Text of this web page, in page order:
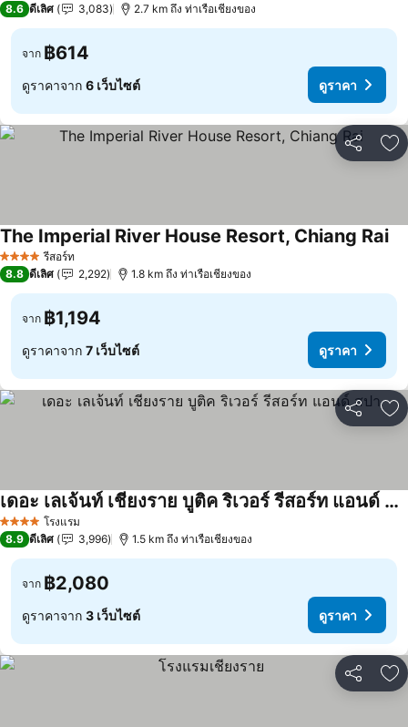
8.6 ดีเลิศ 3,083 2.7 km ถึง ท่าเรือเชียงของ
จาก ฿614
ดูราคาจาก 6 เว็บไซต์ ดูราคา
แชร์ เ
4 ดาว รีสอร์ท
The Imperial River House Resort, Chiang Rai
8.8 ดีเลิศ 2,292 1.8 km ถึง ท่าเรือเชียงของ
จาก ฿1,194
ดูราคาจาก 7 เว็บไซต์ ดูราคา
แชร์ เ
4 ดาว โรงแรม
เดอะ เลเจ้นท์ เชียงราย บูติค ริเวอร์ รีสอร์ท แอนด์ สปา
8.9 ดีเลิศ 3,996 1.5 km ถึง ท่าเรือเชียงของ
จาก ฿2,080
ดูราคาจาก 3 เว็บไซต์ ดูราคา
แชร์ เ